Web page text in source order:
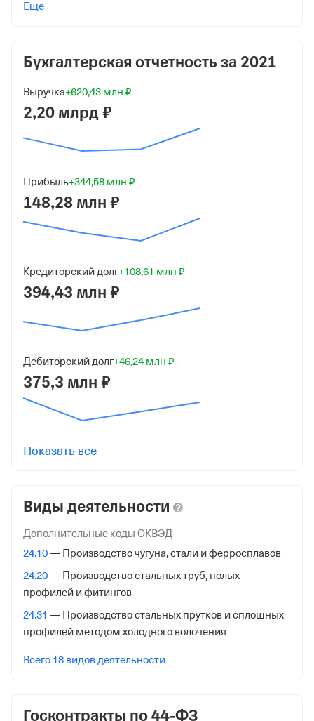
ПУБЛИЧНОЕ АКЦИОНЕРНОЕ ОБЩЕСТВО "КОКС"
Дата регистрации
Краткое название
Юридический адрес
ИНН
7105008070
1027100684050
от 19 августа 2002
Регистрация ФНС
Дата регистрации
11 января 2021
Налоговая
Адрес налоговой
300041, Тула гор., Красноармейский Пр-Кт, Д 48, Корп 2
Внебюджетные фонды
Регистрационный номер в ПФР
1031096272
Дата регистрации
1 мая 2006
Еще
Бухгалтерская отчетность за 2021
Выручка+620,43 млн ₽
2,20 млрд ₽
Прибыль+344,58 млн ₽
148,28 млн ₽
Кредиторский долг+108,61 млн ₽
394,43 млн ₽
Дебиторский долг+46,24 млн ₽
375,3 млн ₽
Показать все
Виды деятельности
Дополнительные коды ОКВЭД
24.10— Производство чугуна, стали и ферросплавов
24.20— Производство стальных труб, полых
профилей и фитингов
24.31 — Производство стальных прутков и сплошных
профилей методом холодного волочения
Всего 18 видов деятельности
Госконтракты по 44-ФЗ